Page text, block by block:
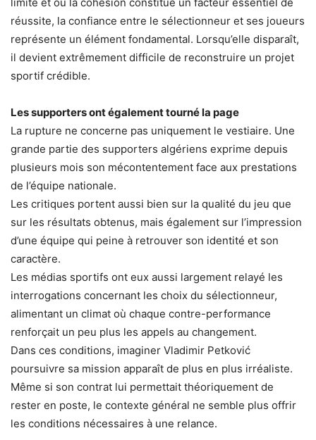
réussite, la confiance entre le sélectionneur et ses joueurs
représente un élément fondamental. Lorsqu’elle disparaît,
il devient extrêmement difficile de reconstruire un projet
sportif crédible.
Les supporters ont également tourné la page
La rupture ne concerne pas uniquement le vestiaire. Une
grande partie des supporters algériens exprime depuis
plusieurs mois son mécontentement face aux prestations
de l’équipe nationale.
Les critiques portent aussi bien sur la qualité du jeu que
sur les résultats obtenus, mais également sur l’impression
d’une équipe qui peine à retrouver son identité et son
caractère.
Les médias sportifs ont eux aussi largement relayé les
interrogations concernant les choix du sélectionneur,
alimentant un climat où chaque contre-performance
renforçait un peu plus les appels au changement.
Dans ces conditions, imaginer Vladimir Petković
poursuivre sa mission apparaît de plus en plus irréaliste.
Même si son contrat lui permettait théoriquement de
rester en poste, le contexte général ne semble plus offrir
les conditions nécessaires à une relance.